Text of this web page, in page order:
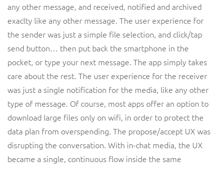
any other message, and received, notified and archived
exaclty like any other message. The user experience for
the sender was just a simple file selection, and click/tap
send button… then put back the smartphone in the
pocket, or type your next message. The app simply takes
care about the rest. The user experience for the receiver
was just a single notification for the media, like any other
type of message. Of course, most apps offer an option to
download large files only on wifi, in order to protect the
data plan from overspending. The propose/accept UX was
disrupting the conversation. With in-chat media, the UX
became a single, continuous flow inside the same